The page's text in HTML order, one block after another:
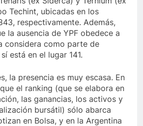
Techint, ubicadas en los
respectivamente. Además,
la ausencia de YPF obedece a
considera como parte de
está en el lugar 141.
la presencia es muy escasa. En
el ranking (que se elabora en
las ganancias, los activos y
bursátil) sólo abarca
en Bolsa, y en la Argentina